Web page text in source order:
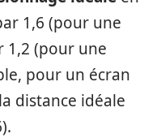
1,6 (pour une
1,2 (pour une
pour un écran
distance idéale